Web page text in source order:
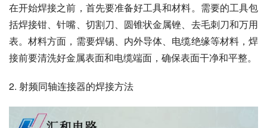
在开始焊接之前，首先要准备好工具和材料。需要的工具包
括焊接钳、针嘴、切割刀、圆锥状金属锉、去毛刺刀和万用
表。材料方面，需要焊锡、内外导体、电缆绝缘等材料，焊
接前要清洗好金属表面和电缆端面，确保表面干净和平整。
2. 射频同轴连接器的焊接方法